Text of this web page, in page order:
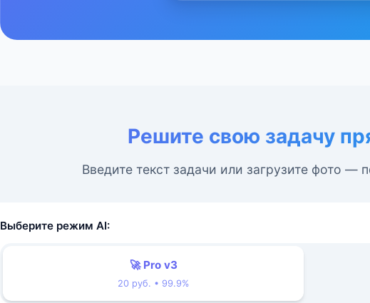
Решите свою задачу
Введите текст задачи или загрузите фото —
Выберите режим AI:
🚀 Pro v3
20 руб. • 99.9%